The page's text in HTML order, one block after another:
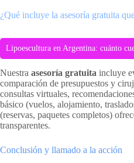
¿Qué incluye la asesoría gratuita
Lipoescultura en Argentina: cuánto
Nuestra asesoría gratuita incluye
comparación de presupuestos y
consultas virtuales,
básico (vuelos, alojamiento,
(reservas, paquetes completos)
transparentes.
Conclusión y llamado a la acción